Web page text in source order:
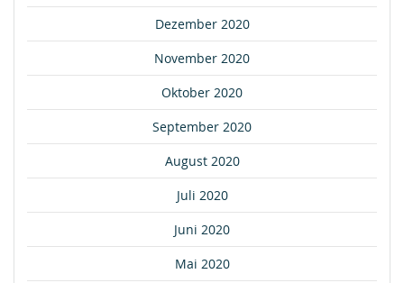
Dezember 2020
November 2020
Oktober 2020
September 2020
August 2020
Juli 2020
Juni 2020
Mai 2020